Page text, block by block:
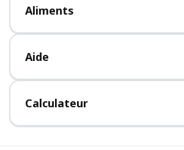
Aliments
Tous les aliments
Aide
Centre d'aide
Calculateur
Calcul IMC
Calcul poids idéal